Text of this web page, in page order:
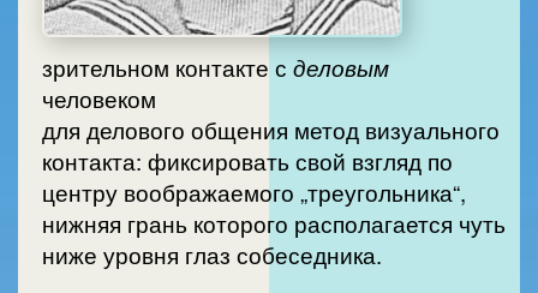
зрительном контакте с деловым
человеком
для делового общения метод визуального
контакта: фиксировать свой взгляд по
центру воображаемого „треугольника“,
нижняя грань которого располагается чуть
ниже уровня глаз собеседника.